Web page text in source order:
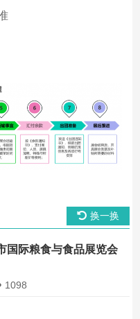
换一换
国际粮食与食品展览会
1098